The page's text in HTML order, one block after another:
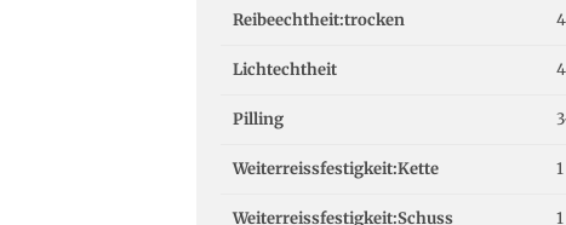
Reibeechtheit:trocken 4
Lichtechtheit 4
Pilling
Weiterreissfestigkeit:Kette
Weiterreissfestigkeit:Schuss